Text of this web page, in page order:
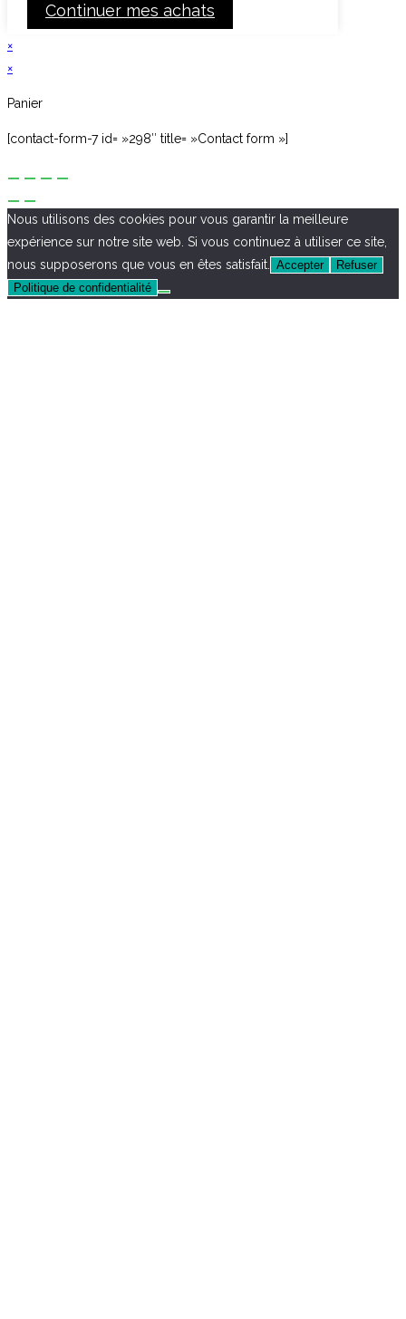
Continuer mes achats
×
×
Panier
[contact-form-7 id= »298″ title= »Contact form »]
Nous utilisons des cookies pour vous garantir la meilleure
expérience sur notre site web. Si vous continuez à utiliser ce site,
nous supposerons que vous en êtes satisfait. Accepter
Refuser
Politique de confidentialité